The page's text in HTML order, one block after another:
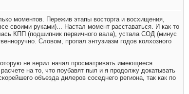
моментов. Пережив этапы восторга и восхищения,
своими руками)... Настал момент расставаться. И как-то
КПП (подшипник первичного вала), устала СОД (минус
Словом, пропал энтузиазм годов колхозного
не верил начал просматривать имеющиеся
на то, что поубавят пыл и я продолжу докатывать
объезда дилеров соседнего региона, так как по